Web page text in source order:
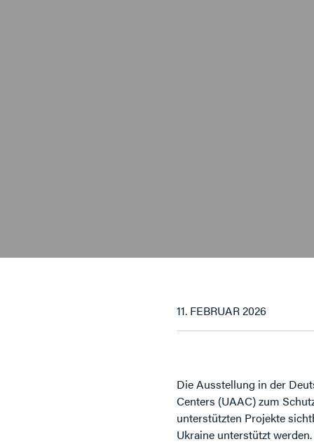
11. FEBRUAR 2026
Die Ausstellung in der
Centers (UAAC) zum
unterstützten Projekte
Ukraine unterstützt werden.